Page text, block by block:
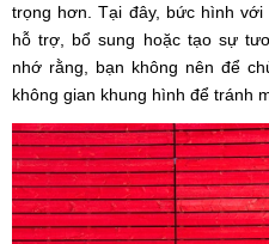
trọng hơn. Tại đây, bức hình
hỗ trợ, bổ sung hoặc tạo sự
nhớ rằng, bạn không nên để
không gian khung hình để tránh